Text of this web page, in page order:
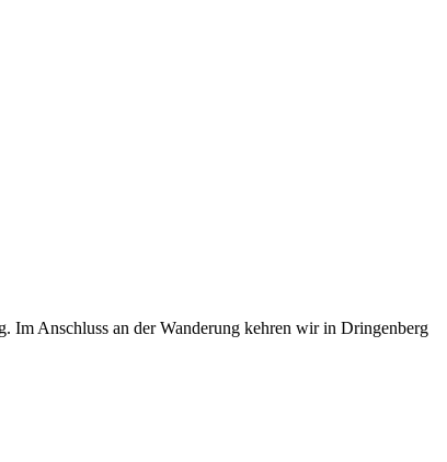
Im Anschluss an der Wanderung kehren wir in Dringenberg